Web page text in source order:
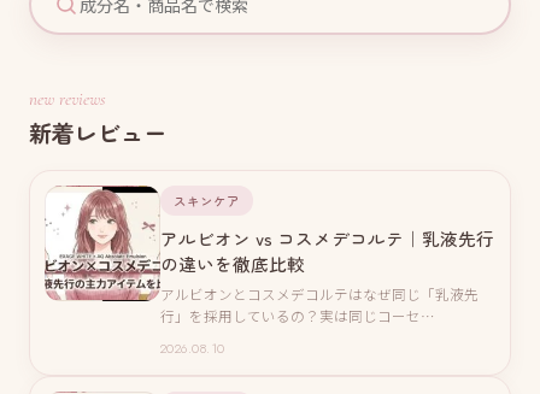
new reviews
新着レビュー
スキンケア
アルビオン vs コスメデコルテ｜乳液先行
の違いを徹底比較
アルビオンとコスメデコルテはなぜ同じ「乳液先
行」を採用しているの？実は同じコーセ…
2026.08.10